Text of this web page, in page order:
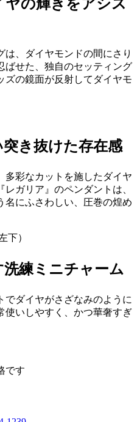
の輝きをアシス
は、ダイヤモンドの間にさり
ばせた、独自のセッティング
ズの鏡面が反射してダイヤモ
き抜けた存在感
多彩なカットを施したダイヤ
ガリア』のペンダントは、
名にふさわしい、圧巻の煌め
下）
練ミニチャーム
でダイヤがさざなみのように
使いしやすく、かつ華奢すぎ
です